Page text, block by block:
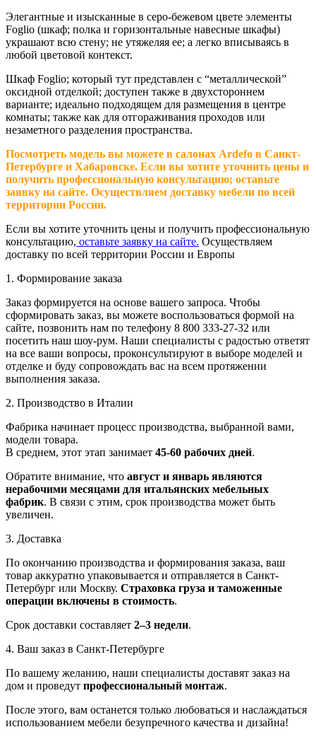
Элегантные и изысканные в серо-бежевом цвете элементы
Foglio (шкаф; полка и горизонтальные навесные шкафы)
украшают всю стену; не утяжеляя ее; а легко вписываясь в
любой цветовой контекст.
Шкаф Foglio; который тут представлен с “металлической”
оксидной отделкой; доступен также в двухстороннем
варианте; идеально подходящем для размещения в центре
комнаты; также как для отгораживания проходов или
незаметного разделения пространства.
Посмотреть модель вы можете в салонах Ardefo в Санкт-
Петербурге и Хабаровске. Если вы хотите уточнить цены и
получить профессиональную консультацию; оставьте
заявку на сайте. Осуществляем доставку мебели по всей
территории России.
Если вы хотите уточнить цены и получить профессиональную
консультацию, оставьте заявку на сайте. Осуществляем
доставку по всей территории России и Европы
1. Формирование заказа
Заказ формируется на основе вашего запроса. Чтобы
сформировать заказ, вы можете воспользоваться формой на
сайте, позвонить нам по телефону 8 800 333-27-32 или
посетить наш шоу-рум. Наши специалисты с радостью ответят
на все ваши вопросы, проконсультируют в выборе моделей и
отделке и буду сопровождать вас на всем протяжении
выполнения заказа.
2. Производство в Италии
Фабрика начинает процесс производства, выбранной вами,
модели товара.
В среднем, этот этап занимает 45-60 рабочих дней.
Обратите внимание, что август и январь являются
нерабочими месяцами для итальянских мебельных
фабрик. В связи с этим, срок производства может быть
увеличен.
3. Доставка
По окончанию производства и формирования заказа, ваш
товар аккуратно упаковывается и отправляется в Санкт-
Петербург или Москву. Страховка груза и таможенные
операции включены в стоимость.
Срок доставки составляет 2–3 недели.
4. Ваш заказ в Санкт-Петербурге
По вашему желанию, наши специалисты доставят заказ на
дом и проведут профессиональный монтаж.
После этого, вам останется только любоваться и наслаждаться
использованием мебели безупречного качества и дизайна!